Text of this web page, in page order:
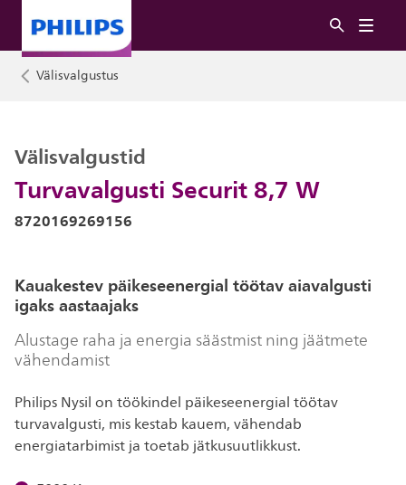
Välisvalgustus
Turvavalgusti Securit 8,7 W
Välisvalgustid
8720169269156
Kauakestev päikeseenergial töötav aiavalgusti
igaks aastaajaks
Alustage raha ja energia säästmist ning jäätmete
vähendamist
Philips Nysil on töökindel päikeseenergial töötav
turvavalgusti, mis kestab kauem, vähendab
energiatarbimist ja toetab jätkusuutlikkust.